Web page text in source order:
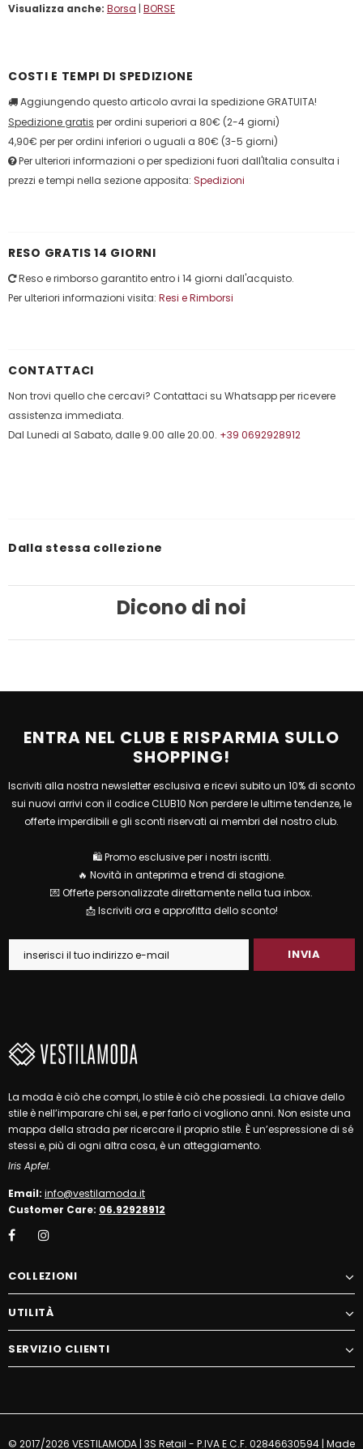
Visualizza anche: Borsa | BORSE
COSTI E TEMPI DI SPEDIZIONE
Aggiungendo questo articolo avrai la spedizione GRATUITA!
Spedizione gratis per ordini superiori a 80€ (2-4 giorni)
4,90€ per per ordini inferiori o uguali a 80€ (3-5 giorni)
Per ulteriori informazioni o per spedizioni fuori dall'Italia consulta i
prezzi e tempi nella sezione apposita: Spedizioni
RESO GRATIS 14 GIORNI
Reso e rimborso garantito entro i 14 giorni dall'acquisto.
Per ulteriori informazioni visita: Resi e Rimborsi
CONTATTACI
Non trovi quello che cercavi? Contattaci su Whatsapp per ricevere
assistenza immediata.
Dal Lunedi al Sabato, dalle 9.00 alle 20.00. +39 0692928912
Dalla stessa collezione
Dicono di noi
ENTRA NEL CLUB E RISPARMIA SULLO
SHOPPING!
Iscriviti alla nostra newsletter esclusiva e ricevi subito un 10% di sconto
sui nuovi arrivi con il codice CLUB10 Non perdere le ultime tendenze, le
offerte imperdibili e gli sconti riservati ai membri del nostro club.
🛍 Promo esclusive per i nostri iscritti.
🔥 Novità in anteprima e trend di stagione.
💌 Offerte personalizzate direttamente nella tua inbox.
📩 Iscriviti ora e approfitta dello sconto!
La moda è ciò che compri, lo stile è ciò che possiedi. La chiave dello
stile è nell’imparare chi sei, e per farlo ci vogliono anni. Non esiste una
mappa della strada per ricercare il proprio stile. È un’espressione di sé
stessi e, più di ogni altra cosa, è un atteggiamento.
Iris Apfel.
Email: info@vestilamoda.it
Customer Care: 06.92928912
COLLEZIONI
UTILITÀ
SERVIZIO CLIENTI
© 2017/2026 VESTILAMODA | 3S Retail - P.IVA E C.F. 02846630594 | Made